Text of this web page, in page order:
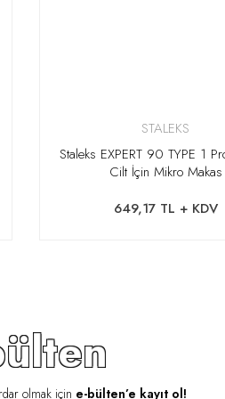
STALEKS
Staleks EXPERT 90 TYPE 1
Cilt İçin Mikro Makas
649,17 TL + KDV
olmak için e-bülten’e kayıt ol!